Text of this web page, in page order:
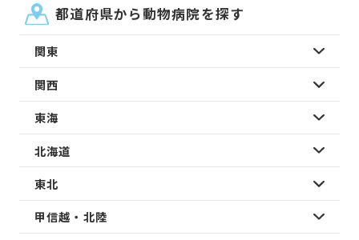
都道府県から動物病院を探す
関東
関西
東海
北海道
東北
甲信越・北陸